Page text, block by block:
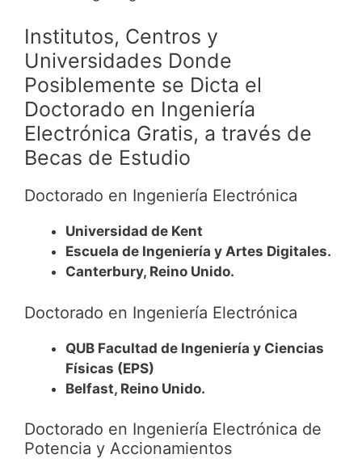
Institutos, Centros y
Universidades Donde
Posiblemente se Dicta el
Doctorado en Ingeniería
Electrónica Gratis, a través de
Becas de Estudio
Doctorado en Ingeniería Electrónica
Universidad de Kent
Escuela de Ingeniería y Artes Digitales.
Canterbury, Reino Unido.
Doctorado en Ingeniería Electrónica
QUB Facultad de Ingeniería y Ciencias
Físicas (EPS)
Belfast, Reino Unido.
Doctorado en Ingeniería Electrónica de
Potencia y Accionamientos